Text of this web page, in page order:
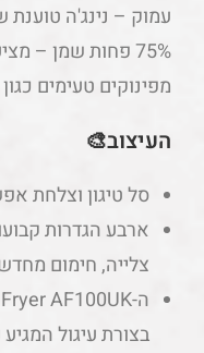
75% פחות שמן –
מפינוקים טעימים
העיצוב🎨
סל טיגון וצלחת
ארבע הגדרות
צלייה, חימום
בצורת עיגול